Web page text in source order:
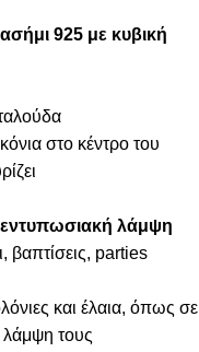
925 με κυβική
στο κέντρο του
εντυπωσιακή λάμψη
βαπτίσεις, parties
και έλαια, όπως σε
λάμψη τους